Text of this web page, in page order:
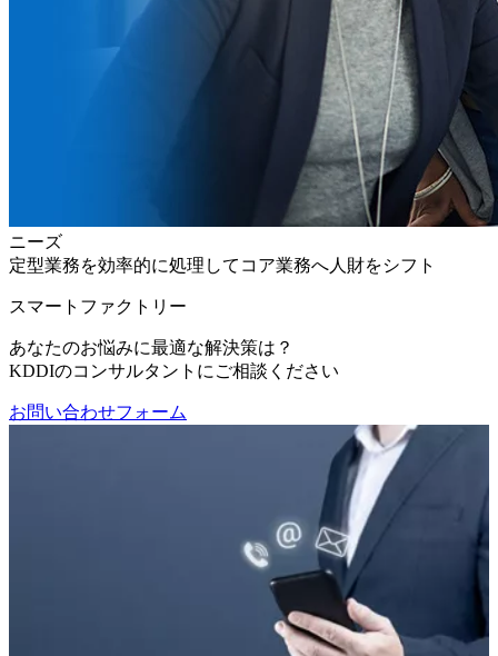
ニーズ
定型業務を効率的に処理してコア業務へ人財をシフト
スマートファクトリー
あなたのお悩みに最適な解決策は？
KDDIのコンサルタントにご相談ください
お問い合わせフォーム